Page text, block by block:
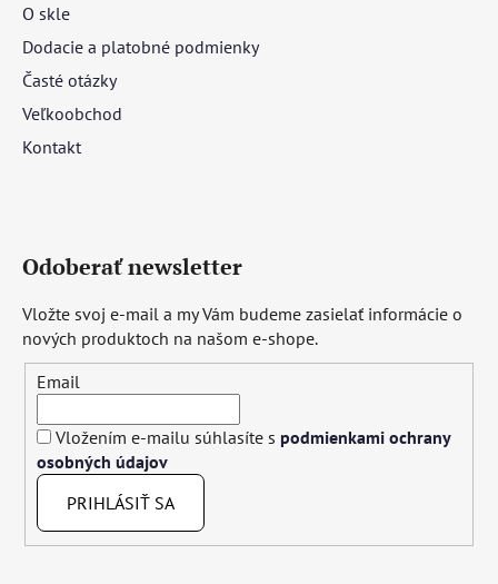
O skle
Dodacie a platobné podmienky
Časté otázky
Veľkoobchod
Kontakt
Odoberať newsletter
Vložte svoj e-mail a my Vám budeme zasielať informácie o
nových produktoch na našom e-shope.
Email
Vložením e-mailu súhlasíte s podmienkami ochrany
osobných údajov
PRIHLÁSIŤ SA